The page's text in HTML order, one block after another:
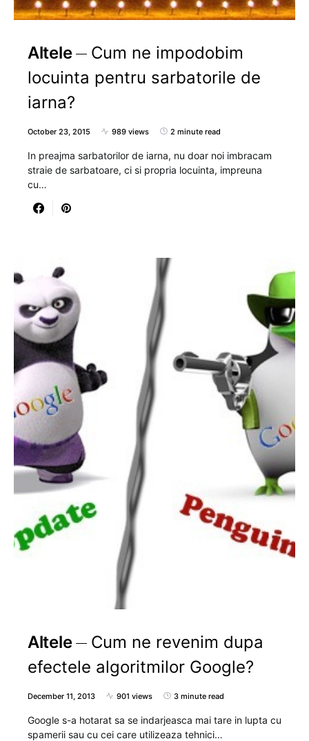
Altele
Cum ne impodobim
locuinta pentru sarbatorile de
iarna?
October 23, 2015 989 views 2 minute read
In preajma sarbatorilor de iarna, nu doar noi imbracam
straie de sarbatoare, ci si propria locuinta, impreuna
cu…
Altele
Cum ne revenim dupa
efectele algoritmilor Google?
December 11, 2013 901 views 3 minute read
Google s-a hotarat sa se indarjeasca mai tare in lupta cu
spamerii sau cu cei care utilizeaza tehnici…